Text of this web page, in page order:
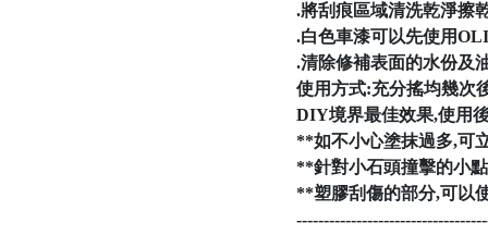
.將刮痕區域清洗乾淨擦
.白色車漆可以先使用
.清除修補表面的水份及
使用方式:充分搖均幾次
DIY境界最佳效果,使用
**如不小心塗抹過多,可
**針對小石頭撞擊的小
**塑膠刮傷的部分,可以